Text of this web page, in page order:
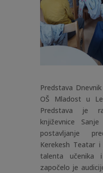
Predstava
OŠ Mladost u
Predstava je
književnice
postavljanje
Kerekesh Teatar i
talenta učenika
započelo je